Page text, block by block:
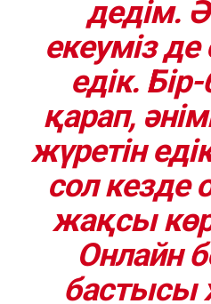
дедім.
екеуміз
едік. Бір-
қарап,
жүретін
сол кезде
жақсы
Онлайн